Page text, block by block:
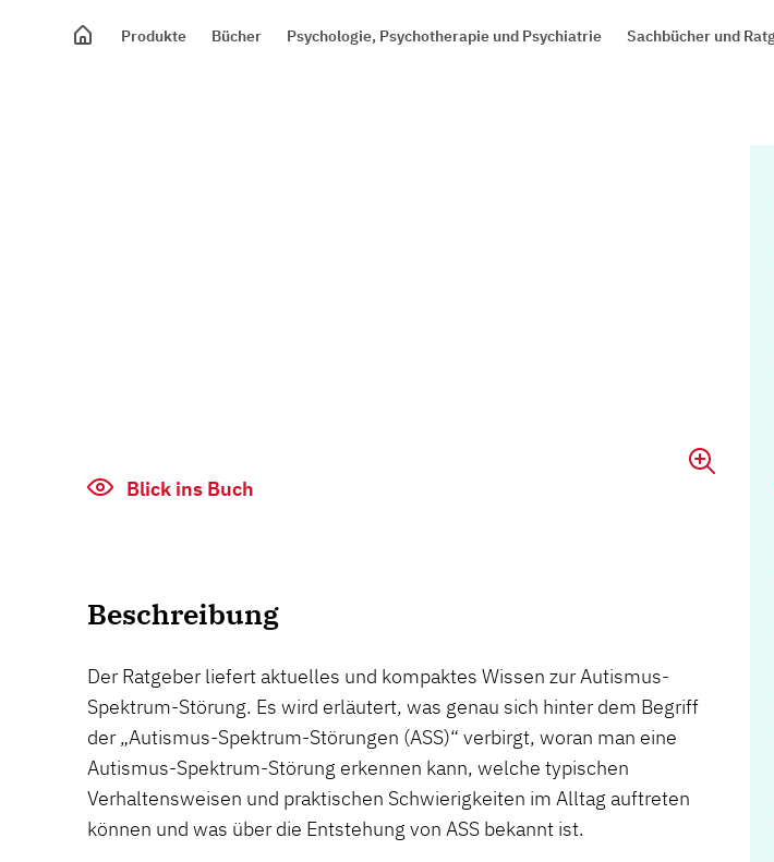
Produkte Bücher Psychologie, Psychotherapie und Psychiatrie Sachbücher und
Blick ins Buch
Beschreibung
Der Ratgeber liefert aktuelles und kompaktes Wissen zur Autismus-
Spektrum-Störung. Es wird erläutert, was genau sich hinter dem Begriff
der „Autismus-Spektrum-Störungen (ASS)“ verbirgt, woran man eine
Autismus-Spektrum-Störung erkennen kann, welche typischen
Verhaltensweisen und praktischen Schwierigkeiten im Alltag auftreten
können und was über die Entstehung von ASS bekannt ist.